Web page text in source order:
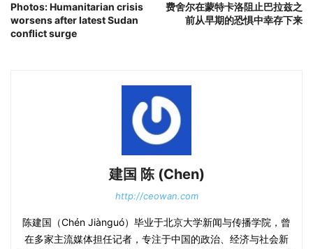
Photos: Humanitarian crisis
worsens after latest Sudan
conflict surge
费舍尔在蒙特卡洛阻止巴拉兹之
前从早期的恐惧中幸存下来
建国 陈 (Chen)
http://ceowan.com
陈建国（Chén Jiànguó）毕业于北京大学新闻与传播学院，曾
在多家主流媒体担任记者，专注于中国的政治、经济与社会新